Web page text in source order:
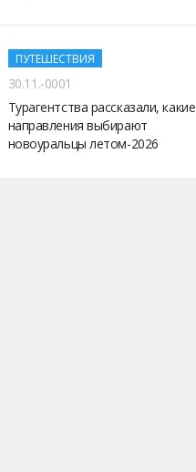
ПУТЕШЕСТВИЯ
30.11.-0001
Турагентства рассказали, какие
направления выбирают
новоуральцы летом-2026